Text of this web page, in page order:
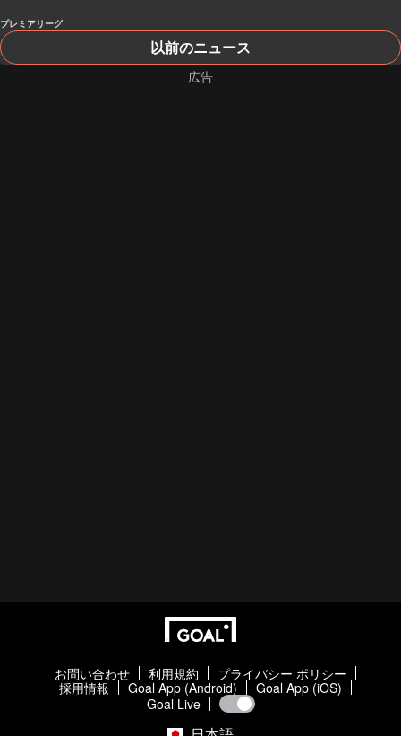
プレミアリーグ
以前のニュース
お問い合わせ 利用規約
プライバシー ポリシー
採用情報
Goal App (Android)
Goal App (iOS)
Goal Live